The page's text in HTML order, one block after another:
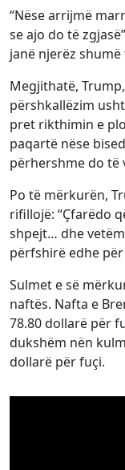
“Nëse arrijmë
se ajo do të
janë njerëz
Megjithatë,
përshkallëzim
pret rikthimin e
paqartë nëse
përhershme do të
Po të mërkurën,
rifillojë: “Çfarëdo
shpejt… dhe
përfshirë edhe
Sulmet e së
naftës. Nafta e
78.80 dollarë për
dukshëm nën
dollarë për fuçi.